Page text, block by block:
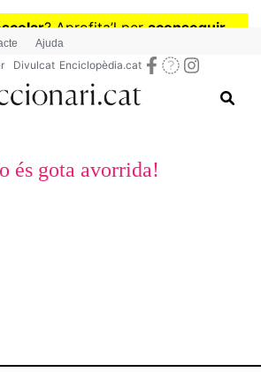
Vés
contingut
? Aprofita’l peraconseguir
per a Primària o Secundària
Ajuda
Divulcat Enciclopèdia.cat
és gota avorrida!